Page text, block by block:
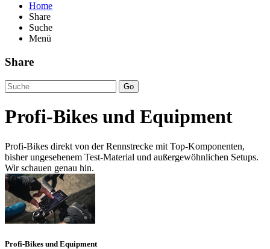
Home
Share
Suche
Menü
Share
Go
Profi-Bikes und Equipment
Profi-Bikes direkt von der Rennstrecke mit Top-Komponenten,
bisher ungesehenem Test-Material und außergewöhnlichen Setups.
Wir schauen genau hin.
Profi-Bikes und Equipment